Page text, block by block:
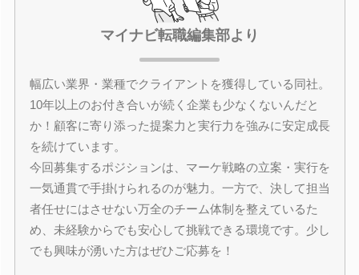
マイナビ転職編集部より
幅広い業界・業種でクライアントを獲得している同社。
10年以上のお付き合いが続く企業も少なくないんだと
か！顧客に寄り添った提案力と実行力を強みに安定成長
を続けています。
今回募集するポジションは、マーケ戦略の立案・実行を
一気通貫で手掛けられるのが魅力。一方で、決して担当
者任せにはさせない万全のチーム体制を整えているた
め、未経験からでも安心して挑戦できる環境です。少し
でも興味が湧いた方はぜひご応募を！